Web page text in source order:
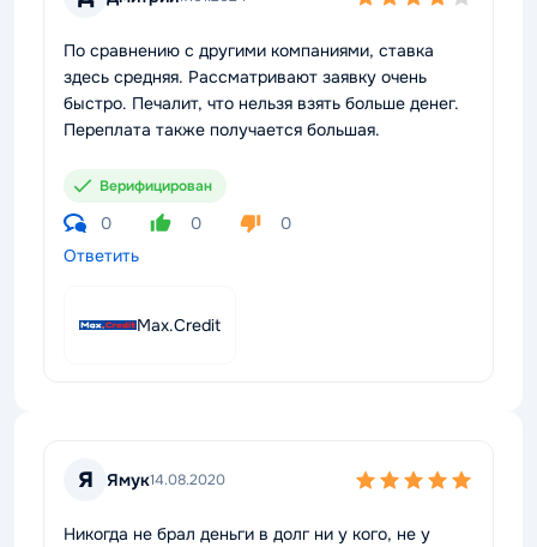
По сравнению с другими компаниями, ставка
здесь средняя. Рассматривают заявку очень
быстро. Печалит, что нельзя взять больше денег.
Переплата также получается большая.
Верифицирован
0 0
0
Ответить
Max.Credit
Я Ямук14.08.2020
Никогда не брал деньги в долг ни у кого, не у